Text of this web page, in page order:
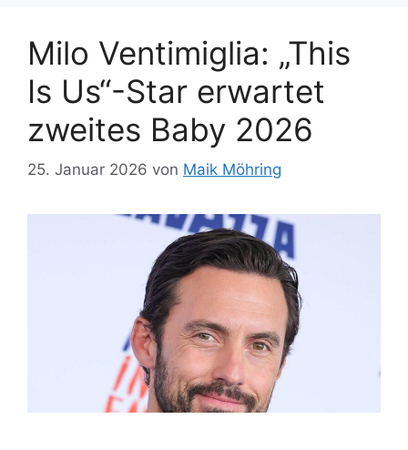
Milo Ventimiglia: „This
Is Us“-Star erwartet
zweites Baby 2026
25. Januar 2026 von Maik Möhring